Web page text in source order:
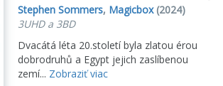
Stephen Sommers, Magicbox(2024)
3UHD a 3BD
Dvacátá léta 20.století byla zlatou érou
dobrodruhů a Egypt jejich zaslíbenou
zemí... Zobraziť viac